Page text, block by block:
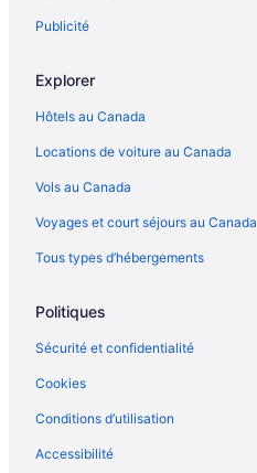
Publicité
Explorer
Hôtels au Canada
Locations de voiture au Canada
Vols au Canada
Voyages et court séjours au Canada
Tous types d’hébergements
Politiques
Sécurité et confidentialité
Cookies
Conditions d’utilisation
Accessibilité